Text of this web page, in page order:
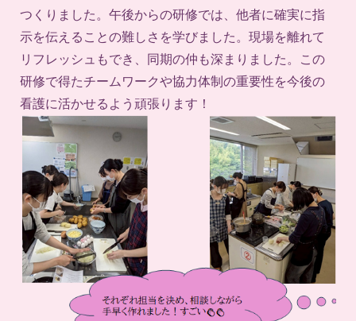
つくりました。午後からの研修では、他者に確実に指
示を伝えることの難しさを学びました。現場を離れて
リフレッシュもでき、同期の仲も深まりました。この
研修で得たチームワークや協力体制の重要性を今後の
看護に活かせるよう頑張ります！